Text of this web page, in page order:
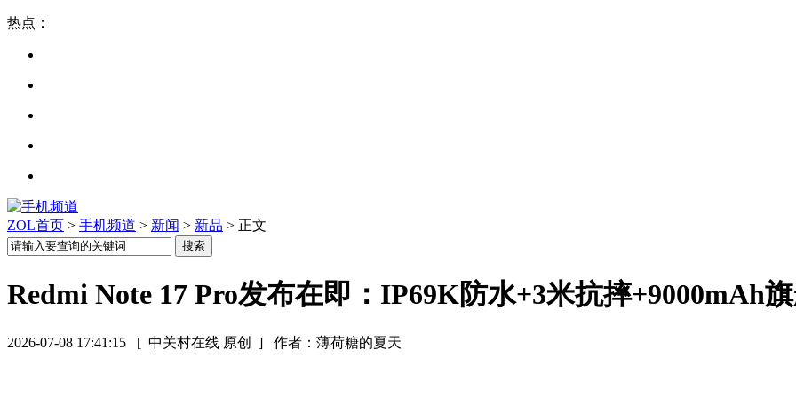
热点：
ZOL首页 > 手机频道 > 新闻 > 新品 > 正文
Redmi Note 17 Pro发布在即：IP69K防水+3米抗摔+9000mAh
2026-07-08 17:41:15 [ 中关村在线 原创 ] 作者：薄荷糖的夏天